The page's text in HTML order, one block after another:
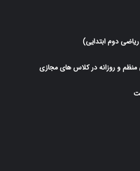
دوم ابتدایی)
و روزانه در کلاس های مجازی